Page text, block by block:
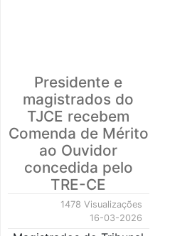
Presidente e
magistrados do
TJCE recebem
Comenda de Mérito
ao Ouvidor
concedida pelo
TRE-CE
1478 Visualizações
16-03-2026